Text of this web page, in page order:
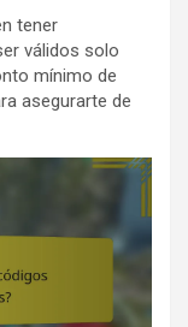
tener
válidos solo
mínimo de
asegurarte de